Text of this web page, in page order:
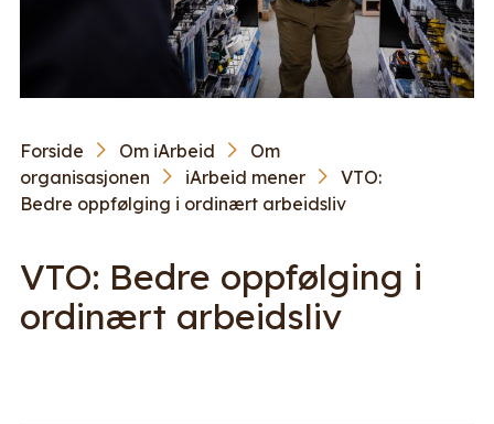
Forside Om iArbeid
Om
organisasjonen
iArbeid mener
VTO:
Bedre oppfølging i ordinært arbeidsliv
VTO: Bedre oppfølging i
ordinært arbeidsliv